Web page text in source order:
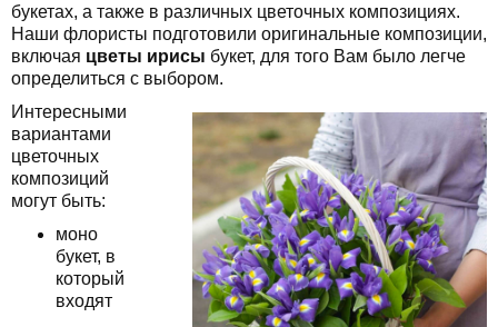
букетах, а также в различных цветочных композициях.
Наши флористы подготовили оригинальные композиции,
включая цветы ирисы букет, для того Вам было легче
определиться с выбором.
Интересными
вариантами
цветочных
композиций
могут быть:
моно
букет, в
который
входят